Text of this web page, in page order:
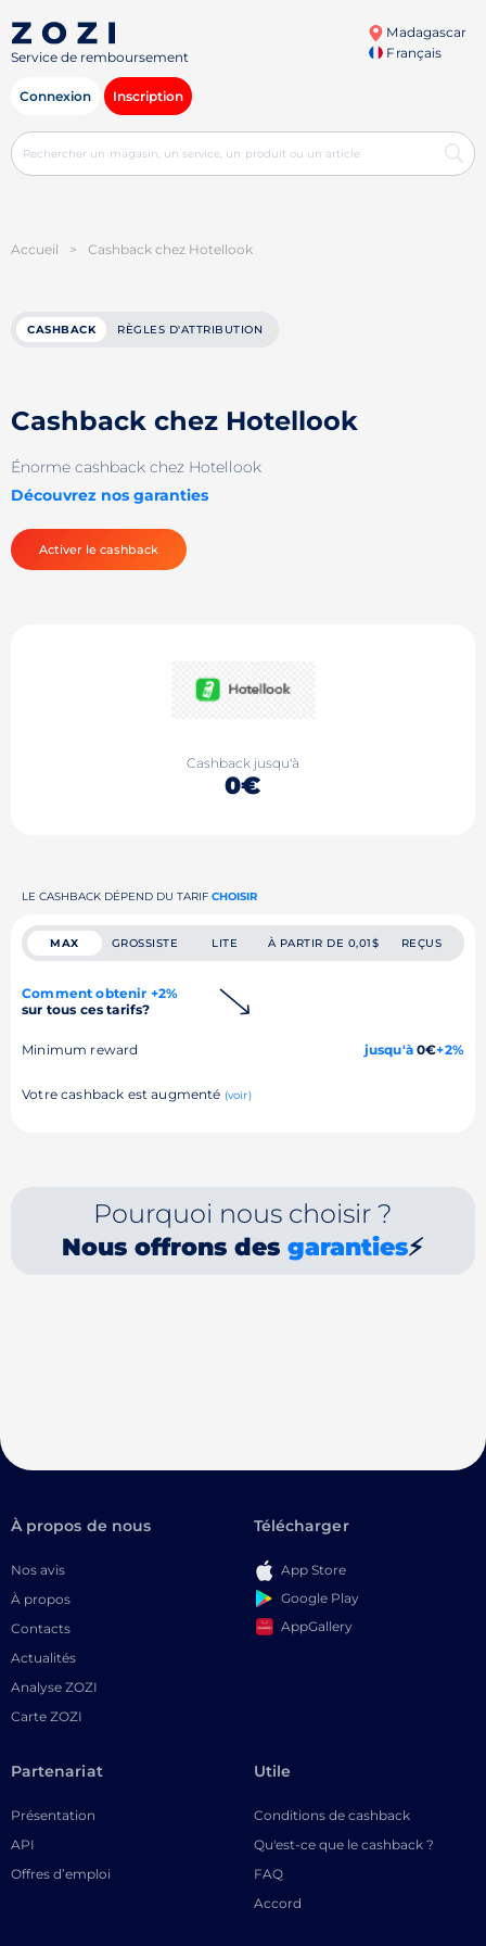
Service de remboursement
Madagascar
Français
Connexion Inscription
Accueil > Cashback chez Hotellook
CASHBACK RÈGLES D'ATTRIBUTION
Cashback chez Hotellook
Énorme cashback chez Hotellook
Découvrez nos garanties
Activer le cashback
Cashback jusqu'à
0€
LE CASHBACK DÉPEND DU TARIF CHOISIR
MAX GROSSISTE LITE À PARTIR DE 0,01$ REÇUS
Comment obtenir +2%
sur tous ces tarifs?
Minimum reward jusqu'à0€+2%
Votre cashback est augmenté (voir)
Pourquoi nous choisir ?
Nous offrons desgaranties⚡
À propos de nous
Nos avis
À propos
Contacts
Actualités
Analyse ZOZI
Carte ZOZI
Télécharger
App Store
Google Play
AppGallery
Partenariat
Présentation
API
Offres d’emploi
Utile
Conditions de cashback
Qu'est-ce que le cashback ?
FAQ
Accord